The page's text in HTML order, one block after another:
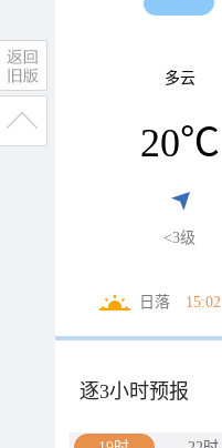
多云
20℃
<3级
日落 15:02
逐3小时预报